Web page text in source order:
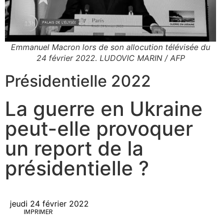
Emmanuel Macron lors de son allocution télévisée du
24 février 2022. LUDOVIC MARIN / AFP
Présidentielle 2022
La guerre en Ukraine
peut-elle provoquer
un report de la
présidentielle ?
jeudi 24 février 2022
IMPRIMER